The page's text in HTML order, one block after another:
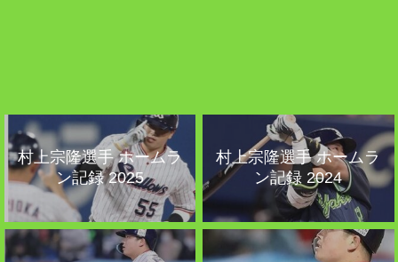
村上宗隆選手 ホームラ
ン記録 2025
村上宗隆選手 ホームラ
ン記録 2024